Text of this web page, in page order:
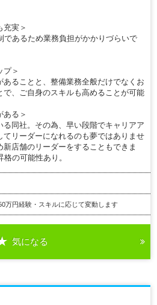
充実＞
であるため業務負担がかかりづらいで
プ＞
ることと、整備業務全般だけでなくお
、ご自身のスキルも高めることが可能
ある＞
同社。その為、早い段階でキャリアア
てリーダーになれるのも夢ではありませ
店舗のリーダーをすることもできま
の可能性あり。
万円経験・スキルに応じて変動します
気になる